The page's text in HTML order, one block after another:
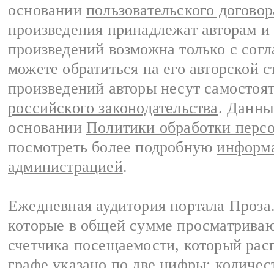
основании пользовательского
произведения принадлежат авторам
произведений возможна только с
можете обратиться на его авторской
произведений авторы несут
российского законодательства.
основании Политики обработки
посмотреть более подробную
администрацией.
Ежедневная аудитория портала
которые в общей сумме
счетчика посещаемости, который
графе указано по две цифры: